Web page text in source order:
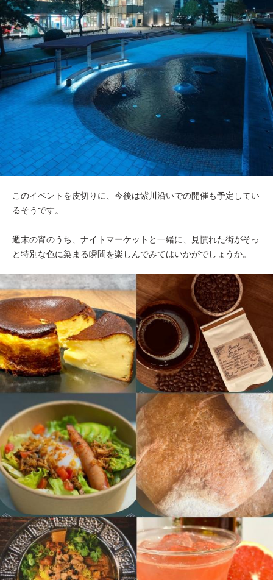
このイベントを皮切りに、今後は紫川沿いでの開催も予定してい
るそうです。
週末の宵のうち、ナイトマーケットと一緒に、見慣れた街がそっ
と特別な色に染まる瞬間を楽しんでみてはいかがでしょうか。